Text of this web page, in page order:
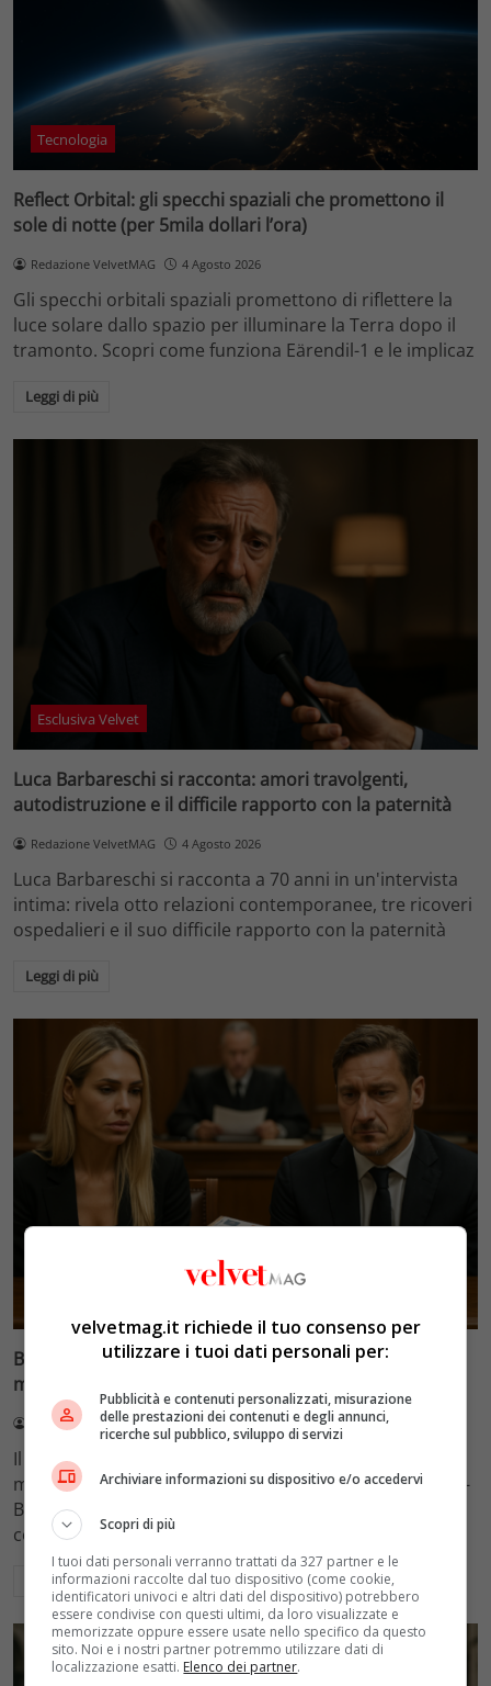
Tecnologia
Reflect Orbital: gli specchi spaziali che promettono il
sole di notte (per 5mila dollari l’ora)
Redazione VelvetMAG 4 Agosto 2026
Gli specchi orbitali spaziali promettono di riflettere la
luce solare dallo spazio per illuminare la Terra dopo il
tramonto. Scopri come funziona Eärendil-1 e le implicaz
Leggi di più
Esclusiva Velvet
Luca Barbareschi si racconta: amori travolgenti,
autodistruzione e il difficile rapporto con la paternità
Redazione VelvetMAG 4 Agosto 2026
Luca Barbareschi si racconta a 70 anni in un'intervista
intima: rivela otto relazioni contemporanee, tre ricoveri
ospedalieri e il suo difficile rapporto con la paternità
Leggi di più
Blasi vs Totti: il giudice riduce l’assegno di
mantenimento a 10.900 euro
Redazione VelvetMAG 4 Agosto 2026
Il Tribunale di Roma ha fissato l'assegno di
mantenimento figli a 10.900 euro mensili nel caso Totti-
Blasi, respingendo la richiesta di 20mila euro della
conduttrice.
Leggi di più
velvetmag.it richiede il tuo consenso per
utilizzare i tuoi dati personali per:
Pubblicità e contenuti personalizzati, misurazione
delle prestazioni dei contenuti e degli annunci,
ricerche sul pubblico, sviluppo di servizi
Archiviare informazioni su dispositivo e/o accedervi
Scopri di più
I tuoi dati personali verranno trattati da 327 partner e le
informazioni raccolte dal tuo dispositivo (come cookie,
identificatori univoci e altri dati del dispositivo) potrebbero
essere condivise con questi ultimi, da loro visualizzate e
memorizzate oppure essere usate nello specifico da questo
sito. Noi e i nostri partner potremmo utilizzare dati di
localizzazione esatti. Elenco dei partner.